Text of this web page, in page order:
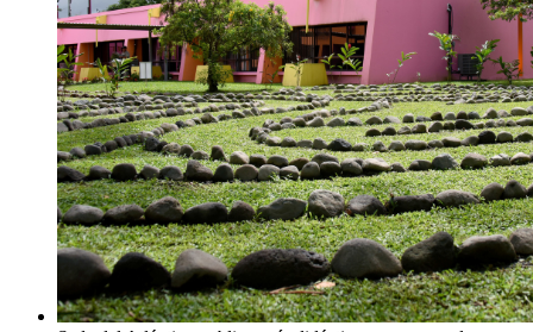
Economía
La UCR y Conape presentan estudio sobre las
carreras de mayor empleabilidad en el futuro
Educación, tecnología, medicina y comunicación son
disciplinas con las perspectivas laborales más prometedoras en
el futuro
El Instituto de Investigaciones en Ciencias Económicas (IICE)
de la Universidad de Costa Rica (UCR) y la Comisión
Nacional de Préstamos para Educación (CONAPE)
presentaron los resultados de una investigación de tres años,
sobre las realidades de oferta y demanda laboral en el país y
sus proyecciones …